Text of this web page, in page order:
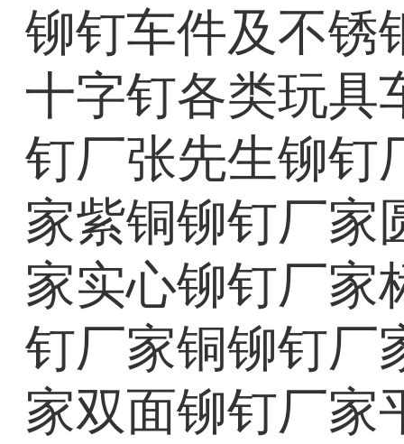
铆钉车件及不锈
十字钉各类玩具
钉厂张先生铆钉
家紫铜铆钉厂家
家实心铆钉厂家
钉厂家铜铆钉厂
家双面铆钉厂家